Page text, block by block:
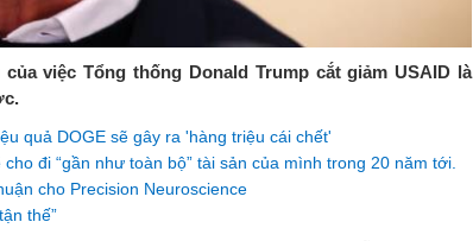
việc Tổng thống Donald Trump cắt giảm USAID là
quả DOGE sẽ gây ra 'hàng triệu cái chết'
đi “gần như toàn bộ” tài sản của mình trong 20 năm tới.
cho Precision Neuroscience
thế”